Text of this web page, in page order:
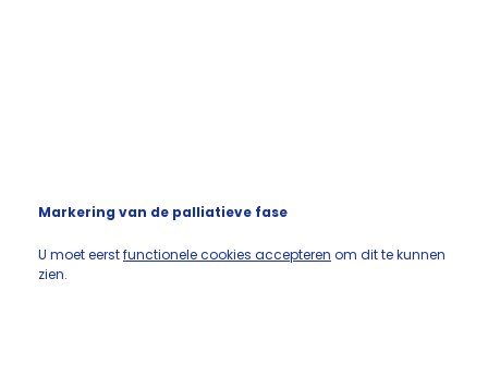
Markering van de palliatieve fase
U moet eerstfunctionele cookies accepteren om dit te kunnen
zien.